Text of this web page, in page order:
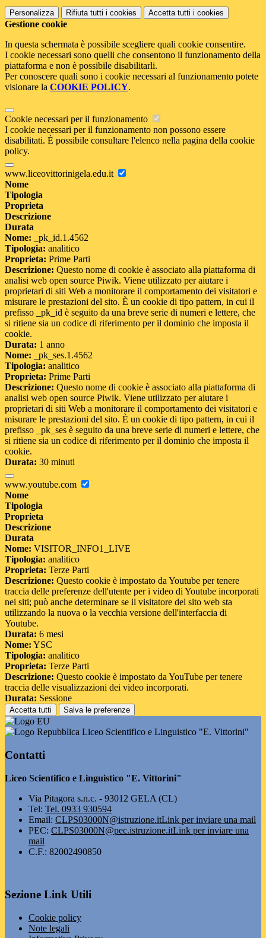
Personalizza Rifiuta tutti i cookies Accetta tutti i cookies
Gestione cookie
In questa schermata è possibile scegliere quali cookie consentire.
I cookie necessari sono quelli che consentono il funzionamento della
piattaforma e non è possibile disabilitarli.
Per conoscere quali sono i cookie necessari al funzionamento potete
visionare la COOKIE POLICY.
Cookie necessari per il funzionamento
I cookie necessari per il funzionamento non possono essere
disabilitati. È possibile consultare l'elenco nella pagina della cookie
policy.
www.liceovittorinigela.edu.it
Nome
Tipologia
Proprieta
Descrizione
Durata
Nome: _pk_id.1.4562
Tipologia: analitico
Proprieta: Prime Parti
Descrizione: Questo nome di cookie è associato alla piattaforma di
analisi web open source Piwik. Viene utilizzato per aiutare i
proprietari di siti Web a monitorare il comportamento dei visitatori e
misurare le prestazioni del sito. È un cookie di tipo pattern, in cui il
prefisso _pk_id è seguito da una breve serie di numeri e lettere, che
si ritiene sia un codice di riferimento per il dominio che imposta il
cookie.
Durata: 1 anno
Nome: _pk_ses.1.4562
Tipologia: analitico
Proprieta: Prime Parti
Descrizione: Questo nome di cookie è associato alla piattaforma di
analisi web open source Piwik. Viene utilizzato per aiutare i
proprietari di siti Web a monitorare il comportamento dei visitatori e
misurare le prestazioni del sito. È un cookie di tipo pattern, in cui il
prefisso _pk_ses è seguito da una breve serie di numeri e lettere, che
si ritiene sia un codice di riferimento per il dominio che imposta il
cookie.
Durata: 30 minuti
www.youtube.com
Nome
Tipologia
Proprieta
Descrizione
Durata
Nome: VISITOR_INFO1_LIVE
Tipologia: analitico
Proprieta: Terze Parti
Descrizione: Questo cookie è impostato da Youtube per tenere
traccia delle preferenze dell'utente per i video di Youtube incorporati
nei siti; può anche determinare se il visitatore del sito web sta
utilizzando la nuova o la vecchia versione dell'interfaccia di
Youtube.
Durata: 6 mesi
Nome: YSC
Tipologia: analitico
Proprieta: Terze Parti
Descrizione: Questo cookie è impostato da YouTube per tenere
traccia delle visualizzazioni dei video incorporati.
Durata: Sessione
Accetta tutti Salva le preferenze
Liceo Scientifico e Linguistico "E. Vittorini"
Contatti
Liceo Scientifico e Linguistico "E. Vittorini"
Via Pitagora s.n.c. - 93012 GELA (CL)
Tel: Tel. 0933 930594
Email: CLPS03000N@istruzione.itLink per inviare una mail
PEC: CLPS03000N@pec.istruzione.itLink per inviare una
mail
C.F.: 82002490850
Sezione Link Utili
Cookie policy
Note legali